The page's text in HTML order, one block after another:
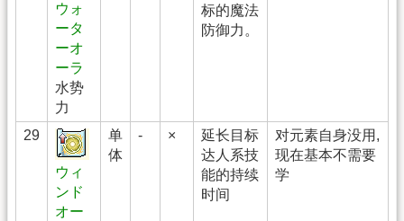
ウォ
ータ
ーオ
ーラ
水势
力
标的魔法
防御力。
29
ウィ
ンド
オー
单
体
- ×
延长目标
达人系技
能的持续
时间
对元素自身没用,
现在基本不需要
学